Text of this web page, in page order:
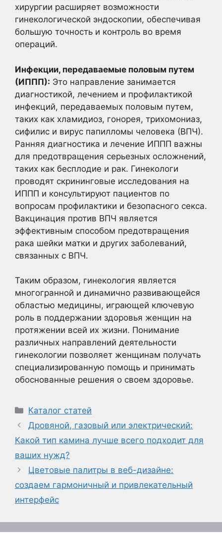
хирургии расширяет возможности
гинекологической эндоскопии, обеспечивая
большую точность и контроль во время
операций.
Инфекции, передаваемые половым путем
(ИППП): Это направление занимается
диагностикой, лечением и профилактикой
инфекций, передаваемых половым путем,
таких как хламидиоз, гонорея, трихомониаз,
сифилис и вирус папилломы человека (ВПЧ).
Ранняя диагностика и лечение ИППП важны
для предотвращения серьезных осложнений,
таких как бесплодие и рак. Гинекологи
проводят скрининговые исследования на
ИППП и консультируют пациентов по
вопросам профилактики и безопасного секса.
Вакцинация против ВПЧ является
эффективным способом предотвращения
рака шейки матки и других заболеваний,
связанных с ВПЧ.
Таким образом, гинекология является
многогранной и динамично развивающейся
областью медицины, играющей ключевую
роль в поддержании здоровья женщин на
протяжении всей их жизни. Понимание
различных направлений деятельности
гинекологии позволяет женщинам получать
специализированную помощь и принимать
обоснованные решения о своем здоровье.
Рубрики
Каталог статей
Дровяной, газовый или электрический:
Какой тип камина лучше всего подходит для
ваших нужд?
Цветовые палитры в веб-дизайне:
создаем гармоничный и привлекательный
интерфейс